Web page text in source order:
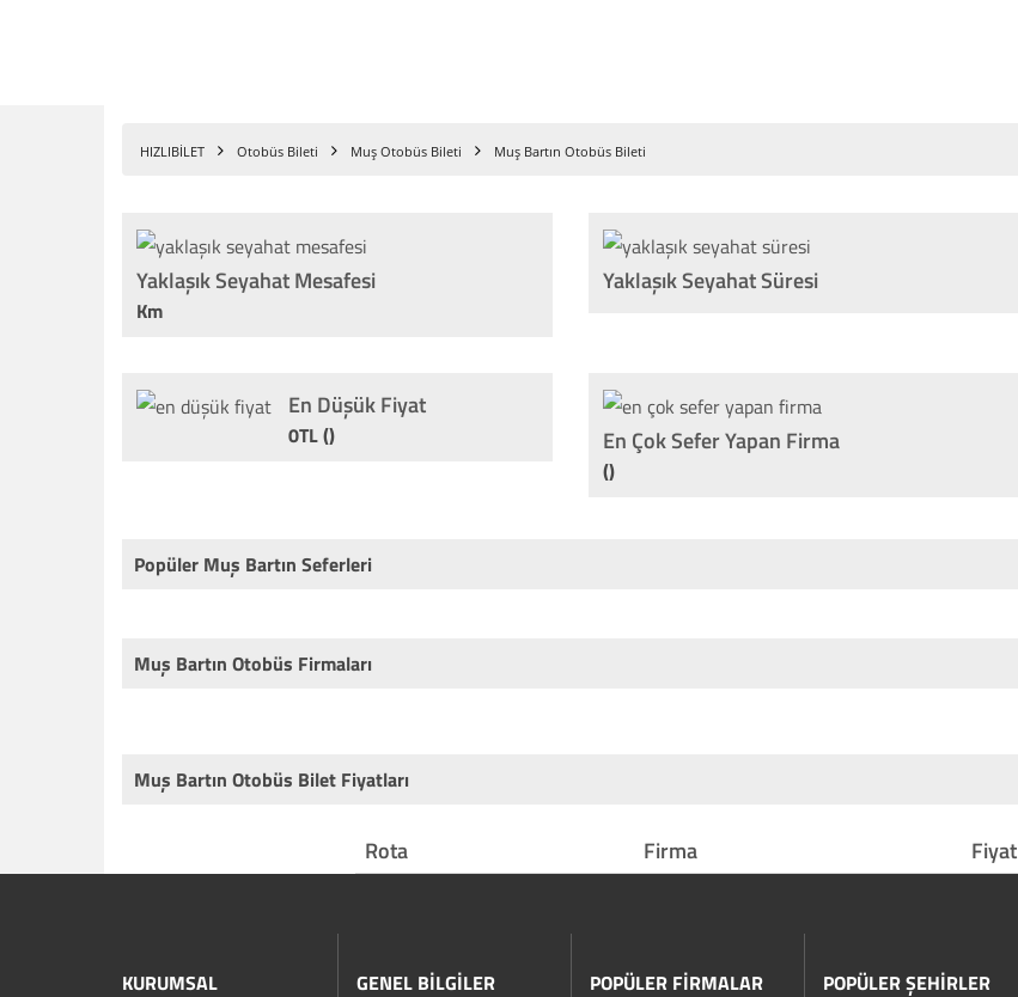
HIZLIBİLET Otobüs Bileti Muş Otobüs Bileti Muş Bartın Otobüs Bileti
Yaklaşık Seyahat Mesafesi
Km
Yaklaşık Seyahat Süresi
En Düşük Fiyat
0TL () En Çok Sefer Yapan Firma
()
Popüler Muş Bartın Seferleri
Muş Bartın Otobüs Firmaları
Muş Bartın Otobüs Bilet Fiyatları
Rota Firma Fiyat
KURUMSAL GENEL BİLGİLER POPÜLER FİRMALAR POPÜLER ŞEHİRLER